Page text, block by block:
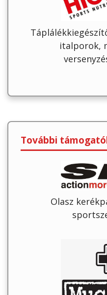
italporok,
További
Olasz